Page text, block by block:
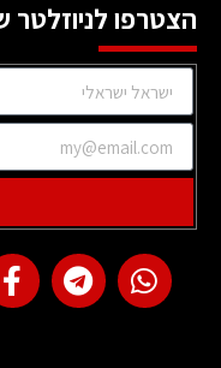
הצטרפו לניוזלטר